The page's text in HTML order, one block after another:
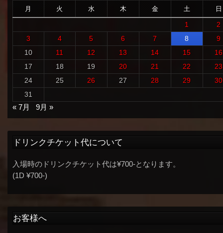
月 火 水 木 金 土 日
1
2
3
4 5 6 7 8
9
10
11 12 13 14 15
16
17
18 19 20 21 22
23
24
25 26 27 28 29
30
31
« 7月
9月 »
ドリンクチケット代について
入場時のドリンクチケット代は¥700-となります。
(1D ¥700-)
お客様へ